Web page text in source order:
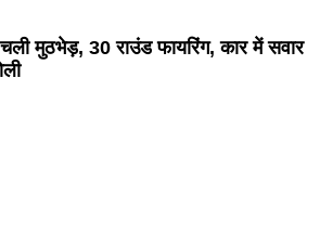
मुठभेड़, 30 राउंड फायरिंग, कार में सवार